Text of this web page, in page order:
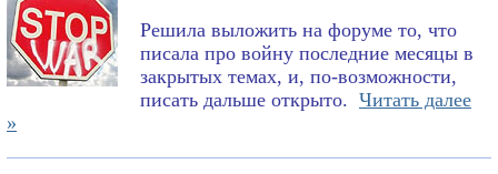
Решила выложить на форуме то, что
писала про войну последние месяцы в
закрытых темах, и, по-возможности,
писать дальше открыто. Читать далее
»